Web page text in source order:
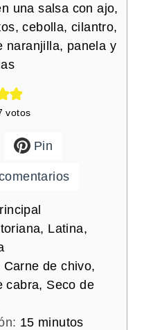
una salsa con ajo,
cebolla, cilantro,
naranjilla, panela y
votos
Pin
Latina,
Carne de chivo,
cabra, Seco de
15mminutos